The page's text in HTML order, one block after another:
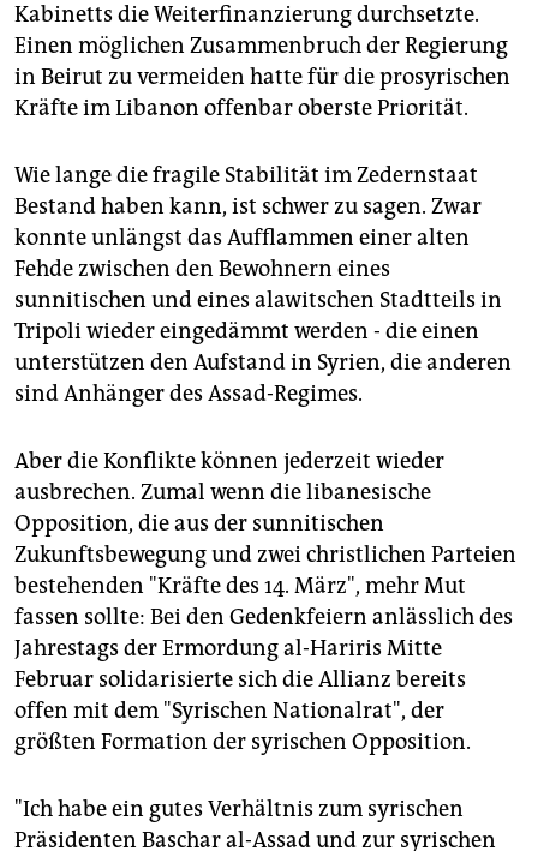
Kabinetts die Weiterfinanzierung durchsetzte.
Einen möglichen Zusammenbruch der Regierung
in Beirut zu vermeiden hatte für die prosyrischen
Kräfte im Libanon offenbar oberste Priorität.
Wie lange die fragile Stabilität im Zedernstaat
Bestand haben kann, ist schwer zu sagen. Zwar
konnte unlängst das Aufflammen einer alten
Fehde zwischen den Bewohnern eines
sunnitischen und eines alawitschen Stadtteils in
Tripoli wieder eingedämmt werden - die einen
unterstützen den Aufstand in Syrien, die anderen
sind Anhänger des Assad-Regimes.
Aber die Konflikte können jederzeit wieder
ausbrechen. Zumal wenn die libanesische
Opposition, die aus der sunnitischen
Zukunftsbewegung und zwei christlichen Parteien
bestehenden "Kräfte des 14. März", mehr Mut
fassen sollte: Bei den Gedenkfeiern anlässlich des
Jahrestags der Ermordung al-Hariris Mitte
Februar solidarisierte sich die Allianz bereits
offen mit dem "Syrischen Nationalrat", der
größten Formation der syrischen Opposition.
"Ich habe ein gutes Verhältnis zum syrischen
Präsidenten Baschar al-Assad und zur syrischen